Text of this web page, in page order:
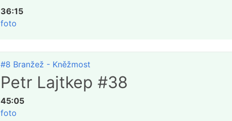
36:15
foto
#8 Branžež - Kněžmost
Petr Lajtkep #38
45:05
foto